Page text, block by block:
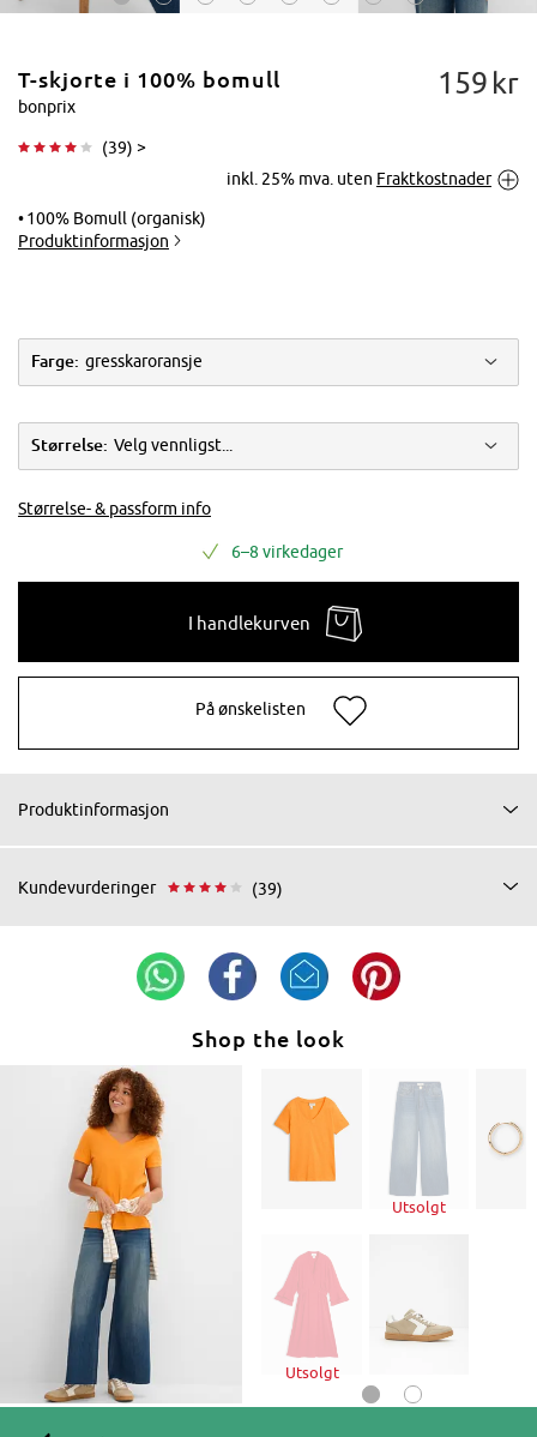
Trykk for å
T-skjorte i 100% bomull
bonprix
(39) >
159 kr
inkl. 25% mva. uten Fraktkostnader
100% Bomull (organisk)
Produktinformasjon
Farge: gresskaroransje
Størrelse: Velg vennligst...
Størrelse- & passform info
6–8 virkedager
I handlekurven
På ønskelisten
Produktinformasjon
Kundevurderinger (39)
Shop the look
Utsolgt
Utsolgt